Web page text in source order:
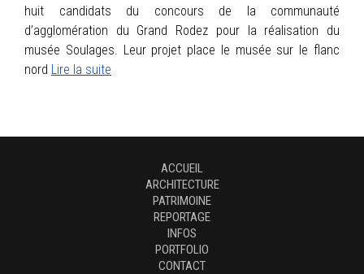
huit candidats du concours de la communauté
d’agglomération du Grand Rodez pour la réalisation du
musée Soulages. Leur projet place le musée sur le flanc
nord Lire la suite
ACCUEIL
ARCHITECTURE
PATRIMOINE
REPORTAGE
INFOS
PORTFOLIO
CONTACT